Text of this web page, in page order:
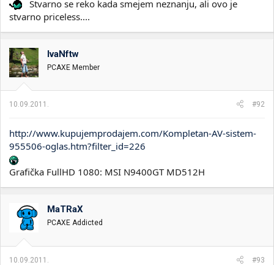
Stvarno se reko kada smejem neznanju, ali ovo je
stvarno priceless....
IvaNftw
PCAXE Member
10.09.2011. #92
http://www.kupujemprodajem.com/Kompletan-AV-sistem-
955506-oglas.htm?filter_id=226
Grafička FullHD 1080: MSI N9400GT MD512H
MaTRaX
PCAXE Addicted
10.09.2011. #93